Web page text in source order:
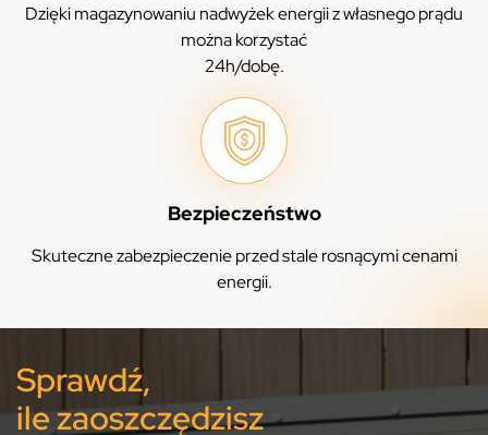
Dzięki magazynowaniu nadwyżek energii z własnego prądu
można korzystać
24h/dobę.
Bezpieczeństwo
Skuteczne zabezpieczenie przed stale rosnącymi cenami
energii.
Sprawdź,
ile zaoszczędzisz